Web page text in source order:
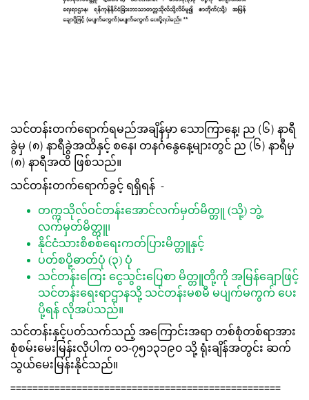
သင်တန်းတက်ရောက်ရမည်အချိန်မှာ သောကြာနေ့၊ ည (၆) နာရီ
ခွဲမှ (၈) နာရီခွဲအထိနှင့် စနေ၊ တနင်္ဂနွေနေ့များတွင် ည (၆) နာရီမှ
(၈) နာရီအထိ ဖြစ်သည်။
သင်တန်းတက်ရောက်ခွင့် ရရှိရန် -
တက္ကသိုလ်ဝင်တန်းအောင်လက်မှတ်မိတ္တူ (သို့) ဘွဲ့
လက်မှတ်မိတ္တူ၊
နိုင်ငံသားစိစစ်ရေးကတ်ပြားမိတ္တူနှင့်
ပတ်စပို့ဓာတ်ပုံ (၃) ပုံ
သင်တန်းကြေး ငွေသွင်းပြေစာ မိတ္တူတို့ကို အမြန်ချောဖြင့်
သင်တန်းရေးရာဌာနသို့ သင်တန်းမစမီ မပျက်မကွက် ပေး
ပို့ရန် လိုအပ်သည်။
သင်တန်းနှင့်ပတ်သက်သည့် အကြောင်းအရာ တစ်စုံတစ်ရာအား
စုံစမ်းမေးမြန်းလိုပါက ၀၁-၇၅၁၃၁၉၀ သို့ ရုံးချိန်အတွင်း ဆက်
သွယ်မေးမြန်းနိုင်သည်။
=================================================